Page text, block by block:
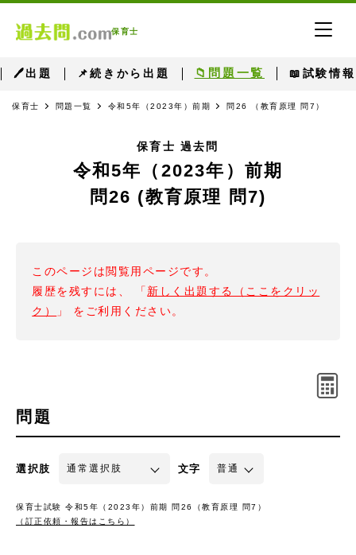
保育士
🖊出題 📌続きから出題 📁問題一覧 📖試験情報
保育士 問題一覧 令和5年（2023年）前期 問26 （教育原理 問7）
保育士 過去問
令和5年（2023年）前期
問26 (教育原理 問7)
このページは閲覧用ページです。
履歴を残すには、 「 新しく出題する（ここをクリッ
ク）
」 をご利用ください。
問題
選択肢 文字
保育士試験 令和5年（2023年）前期 問26（教育原理 問7）
（訂正依頼・報告はこちら）